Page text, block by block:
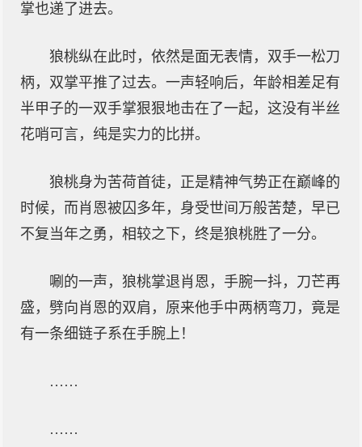
掌也递了进去。
狼桃纵在此时，依然是面无表情，双手一松刀
柄，双掌平推了过去。一声轻响后，年龄相差足有
半甲子的一双手掌狠狠地击在了一起，这没有半丝
花哨可言，纯是实力的比拼。
狼桃身为苦荷首徒，正是精神气势正在巅峰的
时候，而肖恩被囚多年，身受世间万般苦楚，早已
不复当年之勇，相较之下，终是狼桃胜了一分。
唰的一声，狼桃掌退肖恩，手腕一抖，刀芒再
盛，劈向肖恩的双肩，原来他手中两柄弯刀，竟是
有一条细链子系在手腕上！
……
……